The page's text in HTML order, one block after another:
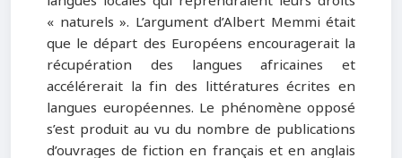
« naturels ». L’argument d’Albert Memmi était
que le départ des Européens encouragerait la
récupération des langues africaines et
accélérerait la fin des littératures écrites en
langues européennes. Le phénomène opposé
s’est produit au vu du nombre de publications
d’ouvrages de fiction en français et en anglais